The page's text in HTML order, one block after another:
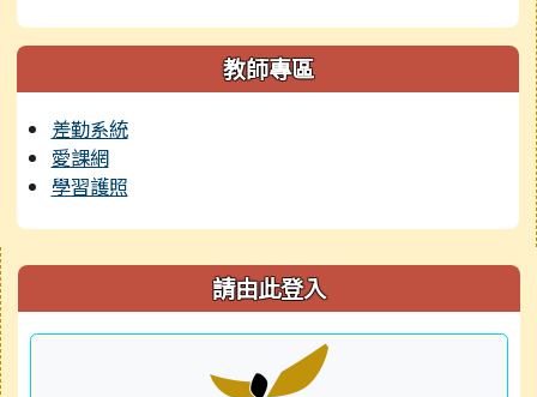
教師專區
差勤系統
愛課網
學習護照
右邊區域內容 請由此登入